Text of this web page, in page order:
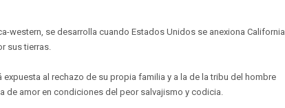
western, se desarrolla cuando Estados Unidos se anexiona California
sus tierras.
al rechazo de su propia familia y a la de la tribu del hombre
de amor en condiciones del peor salvajismo y codicia.